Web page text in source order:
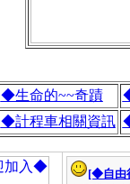
◆生命的~~奇蹟
◆計程車相關資訊
[◆自由